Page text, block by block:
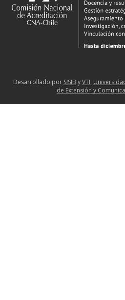
Desarrollado por SISIB yVTI,
de Extensión y